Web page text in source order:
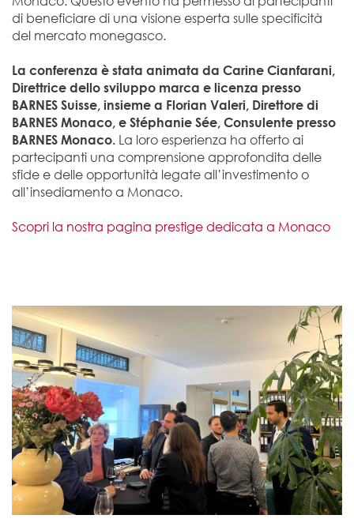
di beneficiare di una visione esperta sulle specificità
del mercato monegasco.
La conferenza è stata animata da Carine Cianfarani,
Direttrice dello sviluppo marca e licenza presso
BARNES Suisse, insieme a Florian Valeri, Direttore di
BARNES Monaco, e Stéphanie Sée, Consulente presso
BARNES Monaco. La loro esperienza ha offerto ai
partecipanti una comprensione approfondita delle
sfide e delle opportunità legate all’investimento o
all’insediamento a Monaco.
Scopri la nostra pagina prestige dedicata a Monaco